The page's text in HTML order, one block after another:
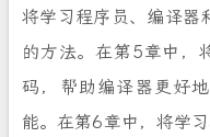
将学习程序员、编译器
的方法。在第5章中，
码，帮助编译器更好
能。在第6章中，将学